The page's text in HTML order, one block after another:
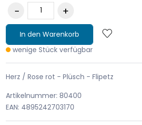
In den Warenkorb
wenige Stück verfügbar
Herz / Rose rot - Plüsch - Flipetz
Artikelnummer: 80400
EAN: 4895242703170